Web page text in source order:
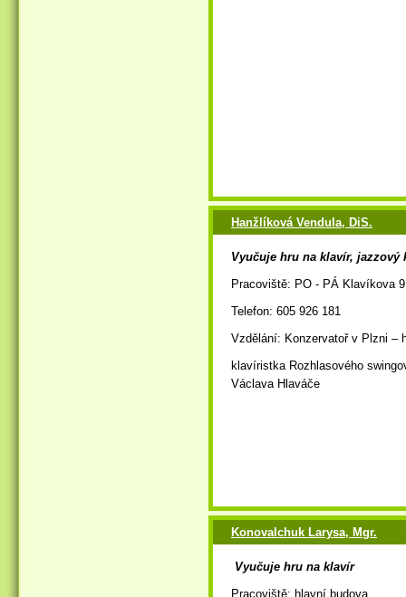
Hanžlíková Vendula, DiS.
Vyučuje hru na klavír, jazzový
Pracoviště: PO - PÁ Klavíkova 9
Telefon: 605 926 181
Vzdělání: Konzervatoř v Plzni –
klavíristka Rozhlasového
Václava Hlaváče
Konovalchuk Larysa, Mgr.
Vyučuje hru na klavír
Pracoviště: hlavní budova